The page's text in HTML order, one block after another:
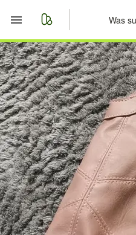
Start
Merkliste
Nachrichten
Anzeige aufgeben